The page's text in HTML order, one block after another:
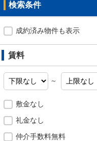
検索条件
成約済み物件も表示
賃料
～
敷金なし
礼金なし
仲介手数料無料